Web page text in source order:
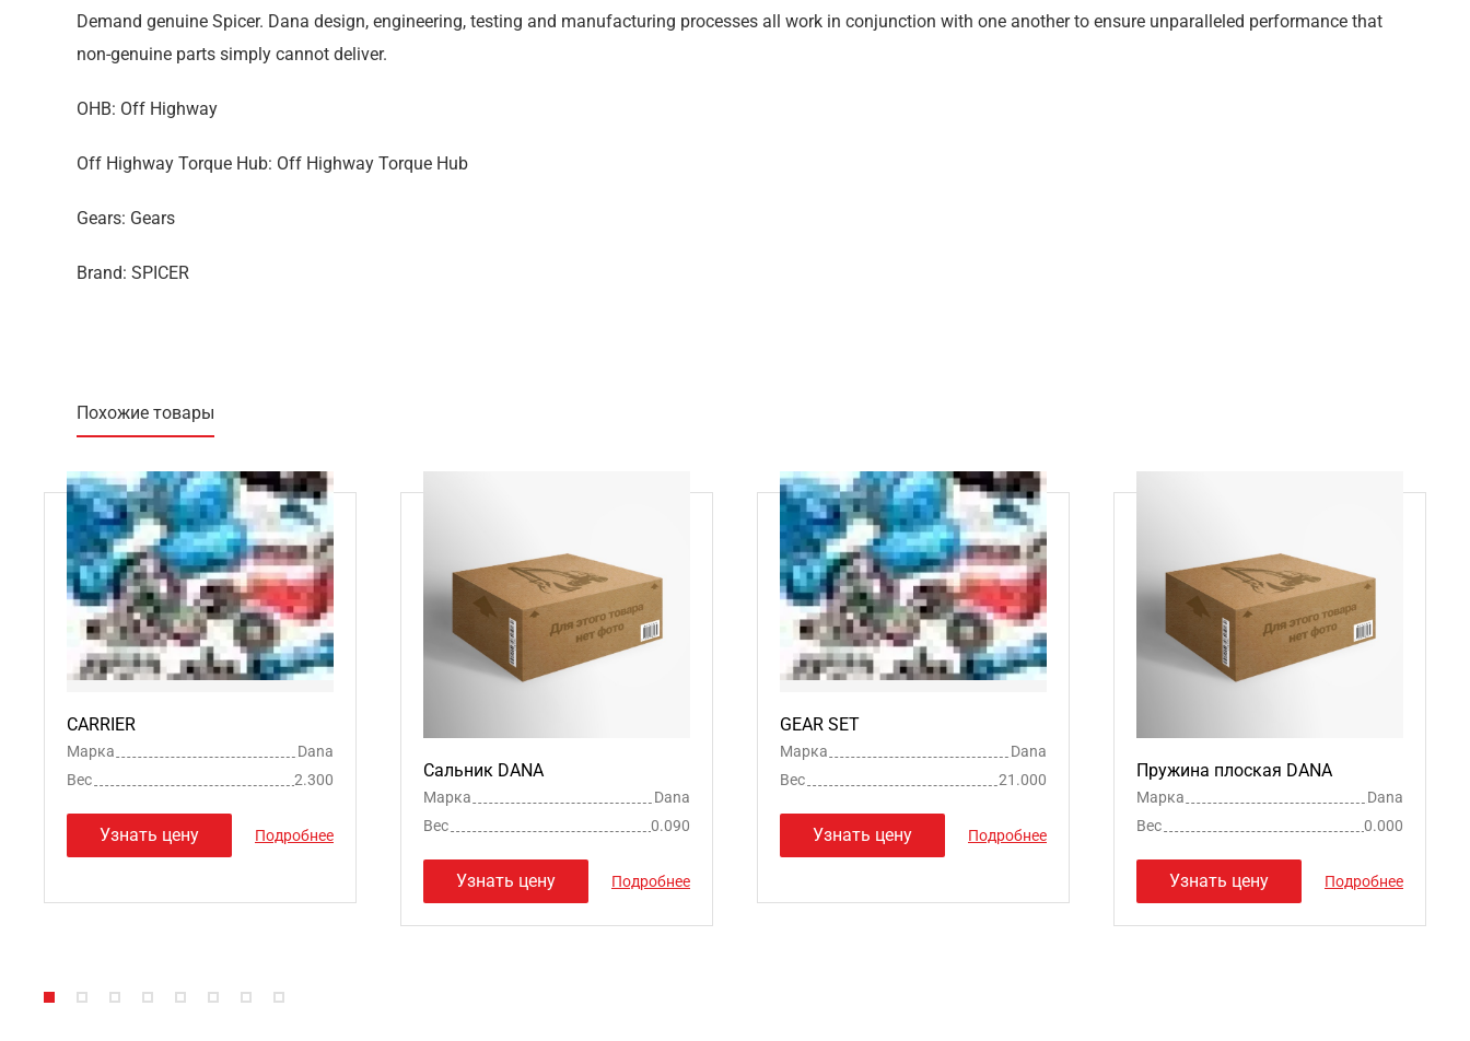
Demand genuine Spicer. Dana design, engineering, testing and manufacturing processes all work in conjunction with one another to ensure unparalleled performance that
non-genuine parts simply cannot deliver.
OHB: Off Highway
Off Highway Torque Hub: Off Highway Torque Hub
Gears: Gears
Brand: SPICER
Похожие товары
CARRIER
Марка
Dana
Вес
2.300
Узнать цену Подробнее
Сальник DANA
Марка
Dana
Вес
0.090
Узнать цену Подробнее
GEAR SET
Марка
Dana
Вес
21.000
Узнать цену Подробнее
Пружина плоская DANA
Марка
Dana
Вес
0.000
Узнать цену Подробнее